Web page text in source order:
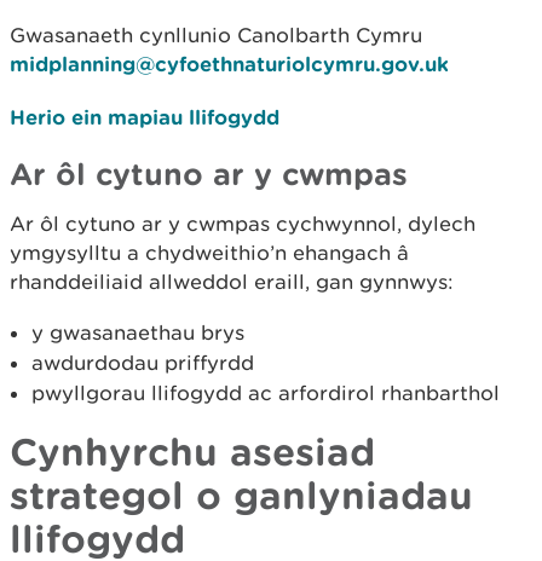
Gwasanaeth cynllunio Canolbarth Cymru
midplanning@cyfoethnaturiolcymru.gov.uk
Herio ein mapiau llifogydd
Ar ôl cytuno ar y cwmpas
Ar ôl cytuno ar y cwmpas cychwynnol, dylech
ymgysylltu a chydweithio’n ehangach â
rhanddeiliaid allweddol eraill, gan gynnwys:
y gwasanaethau brys
awdurdodau priffyrdd
pwyllgorau llifogydd ac arfordirol rhanbarthol
Cynhyrchu asesiad
strategol o ganlyniadau
llifogydd